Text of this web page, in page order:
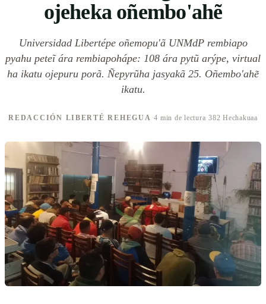
ojeheka oñembo'ahẽ
Universidad Libertépe oñemopu'ã UNMdP rembiapo
pyahu peteĩ ára rembiapohápe: 108 ára pytũ arýpe, virtual
ha ikatu ojepuru porã. Ñepyrũha jasyakã 25. Oñembo'ahẽ
ikatu.
REDACCIÓN LIBERTÉ REHEGUA ·4 min de lectura·382 Hechakuaa